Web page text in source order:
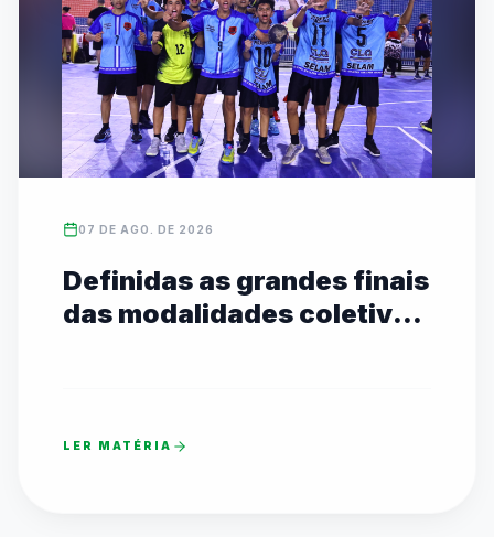
07 DE AGO. DE 2026
Definidas as grandes finais
das modalidades coletivas
LER MATÉRIA